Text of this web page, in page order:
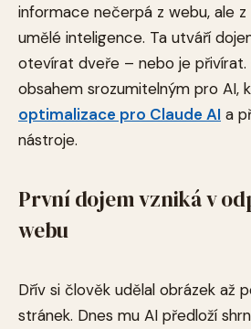
informace nečerpá z webu, ale
umělé inteligence. Ta utváří
otevírat dveře – nebo je přivírat.
obsahem srozumitelným pro AI,
optimalizace pro Claude AI a
nástroje.
První dojem vzniká v
webu
Dřív si člověk udělal obrázek až
stránek. Dnes mu AI předloží